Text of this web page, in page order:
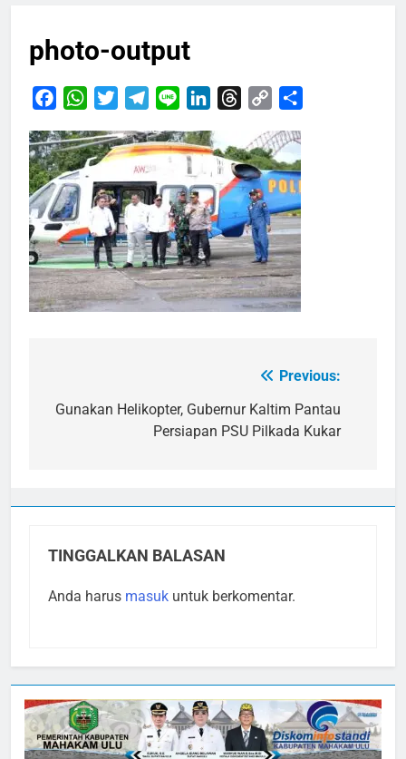
photo-output
FacebookWhatsApp
TwitterTelegram
Line LinkedInThreads
Copy
pos
Previous:
Gunakan Helikopter, Gubernur Kaltim Pantau
Persiapan PSU Pilkada Kukar
TINGGALKAN BALASAN
Anda harus masuk untuk berkomentar.